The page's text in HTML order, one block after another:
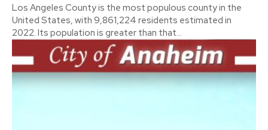
Los Angeles County is the most populous county in the
United States, with 9,861,224 residents estimated in
2022. Its population is greater than that...